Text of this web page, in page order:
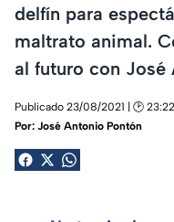
delfín para
maltrato animal.
al futuro con José
Publicado 23/08/2021 | 🕑 23:22
Por: José Antonio Pontón